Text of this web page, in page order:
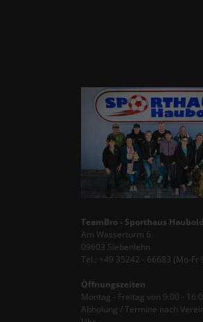
TeamBro - Sporthaus Haubold
Am Wasserturm 6
09603 Siebenlehn
Tel.: +49 35242 - 66683 (Mo-Fr
Öffnungszeiten
Montag - Freitag von 9:00 -
Abholung / Termine nach